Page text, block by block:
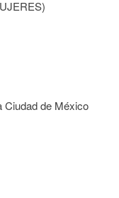
Ciudad de México